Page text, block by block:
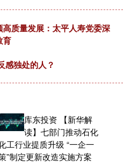
质量发展：太平人寿党委深
育
感独处的人？
库东投资 【新华解
读】七部门推动石化
工行业提质升级 “一企一
”制定更新改造实施方案